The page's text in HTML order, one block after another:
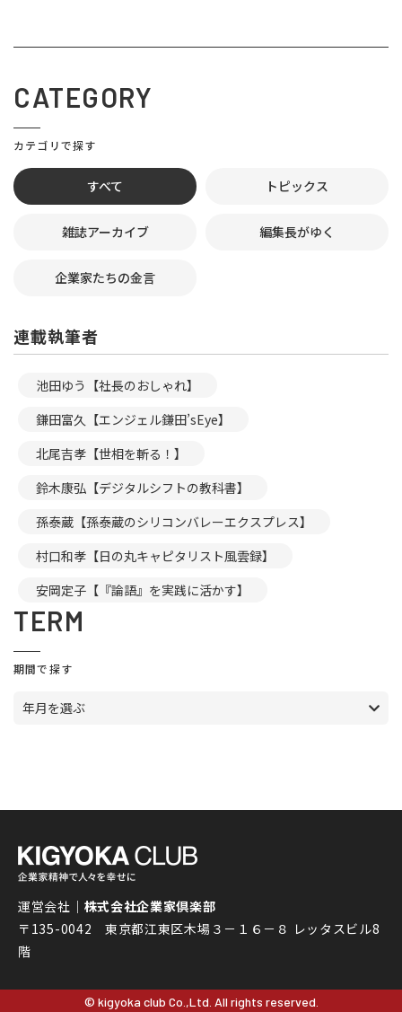
CATEGORY
カテゴリで探す
すべて トピックス
雑誌アーカイブ 編集長がゆく
企業家たちの金言
連載執筆者
池田ゆう【社長のおしゃれ】
鎌田富久【エンジェル鎌田’sEye】
北尾吉孝【世相を斬る！】
鈴木康弘【デジタルシフトの教科書】
孫泰蔵【孫泰蔵のシリコンバレーエクスプレス】
村口和孝【日の丸キャピタリスト風雲録】
安岡定子【『論語』を実践に活かす】
TERM
期間で探す
年月を選ぶ
運営会社｜ 株式会社企業家倶楽部
〒135-0042 東京都江東区木場３－１６－８ レッタスビル8
階
© kigyoka club Co.,Ltd. All rights reserved.